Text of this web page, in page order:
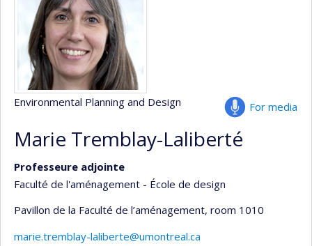
For media
Environmental Planning and Design
Marie Tremblay-Laliberté
Professeure adjointe
Faculté de l'aménagement - École de design
Pavillon de la Faculté de l’aménagement, room 1010
marie.tremblay-laliberte@umontreal.ca